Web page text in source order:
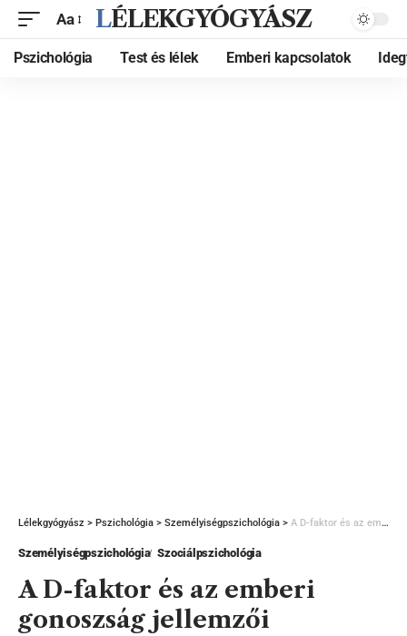
Aa LÉLEKGYÓGYÁSZ
Pszichológia Test és lélek Emberi kapcsolatok
Lélekgyógyász > Pszichológia > Személyiségpszichológia > A D-faktor és az emberi gonoszság jellemzői
Személyiségpszichológia Szociálpszichológia
A D-faktor és az emberi
gonoszság jellemzői